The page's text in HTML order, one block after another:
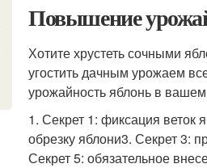
Повышение
Хотите хрустеть сочными
угостить дачным урожаем
урожайность яблонь в
1. Секрет 1: фиксация веток
обрезку яблони3. Секрет 3:
Секрет 5: обязательное